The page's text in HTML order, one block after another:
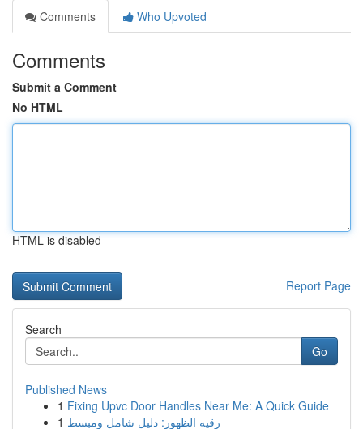
Comments
Who Upvoted
Comments
Submit a Comment
No HTML
HTML is disabled
Report Page
Search
Go
Published News
1 Fixing Upvc Door Handles Near Me: A Quick Guide
1 رقيه الظهور: دليل شامل ومبسط